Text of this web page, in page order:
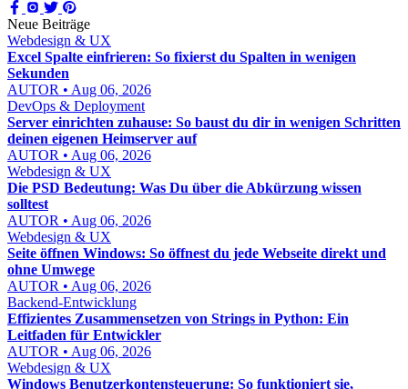
Neue Beiträge
Webdesign & UX
Excel Spalte einfrieren: So fixierst du Spalten in wenigen
Sekunden
AUTOR • Aug 06, 2026
DevOps & Deployment
Server einrichten zuhause: So baust du dir in wenigen Schritten
deinen eigenen Heimserver auf
AUTOR • Aug 06, 2026
Webdesign & UX
Die PSD Bedeutung: Was Du über die Abkürzung wissen
solltest
AUTOR • Aug 06, 2026
Webdesign & UX
Seite öffnen Windows: So öffnest du jede Webseite direkt und
ohne Umwege
AUTOR • Aug 06, 2026
Backend-Entwicklung
Effizientes Zusammensetzen von Strings in Python: Ein
Leitfaden für Entwickler
AUTOR • Aug 06, 2026
Webdesign & UX
Windows Benutzerkontensteuerung: So funktioniert sie,